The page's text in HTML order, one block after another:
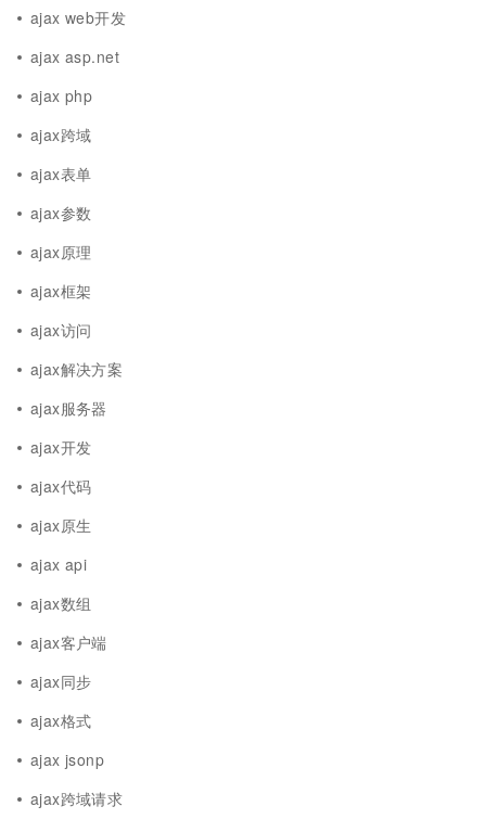
ajax web开发
ajax asp.net
ajax php
ajax跨域
ajax表单
ajax参数
ajax原理
ajax框架
ajax访问
ajax解决方案
ajax服务器
ajax开发
ajax代码
ajax原生
ajax api
ajax数组
ajax客户端
ajax同步
ajax格式
ajax jsonp
ajax跨域请求